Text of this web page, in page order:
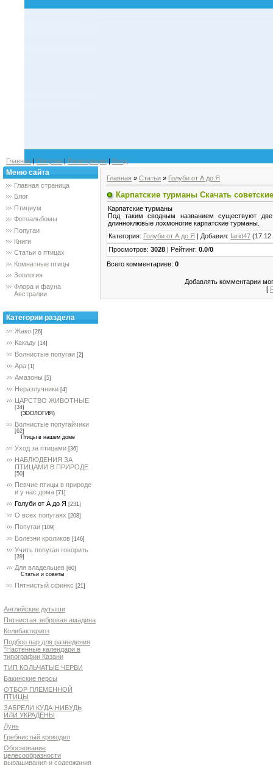
Главная | Попугаи | Регистрация | Вход
Меню сайта
Главная страница
Блог
Птициум
Фотоальбомы
Попугаи
Книги
Статьи о птицах
Комнатные птицы
Зоология
Флора и фауна
Австралии
Категории раздела
Жако [26]
Какаду [14]
Волнистые попугаи [2]
Ара [1]
Амазоны [5]
Неразлучники [4]
ЦАРСТВО ЖИВОТНЫЕ
[34]
(ЗООЛОГИЯ)
Волнистые попугайчики
[62]
Птицы в нашем доме
Уход за птицами [36]
НАБЛЮДЕНИЯ ЗА
ПТИЦАМИ В ПРИРОДЕ
[50]
Певчие птицы в природе
и у нас дома [71]
Голуби от А до Я [231]
О всех попугаях [208]
Попугаи [109]
Болезни кроликов [146]
Учить попугая говорить
[39]
Для владельцев [60]
Статьи и советы
Пятнистый сфинкс [21]
Английские дутыши
Пятнистая зебровая амадина
Колибактериоз
Подбор пар для разведения
"Настенные календари в
типографии Казани
ТИП КОЛЬЧАТЫЕ ЧЕРВИ
Бакинские персы
ОТБОР ПЛЕМЕННОЙ
ПТИЦЫ
ЗАБРЕЛИ КУДА-НИБУДЬ
ИЛИ УКРАДЕНЫ
Лунь
Гребнистый крокодил
Обоснование
целесообразности
выращивания и содержания
Главная » Статьи » Голуби от А до Я
Карпатские турманы Скачать
Карпатские турманы
Под таким сводным названием существуют
длинноклювые лохмоногие карпатские турманы.
Категория: Голуби от А до Я | Добавил: farid47
Просмотров: 3028 | Рейтинг: 0.0/0
Всего комментариев: 0
Добавлять комментарии
[